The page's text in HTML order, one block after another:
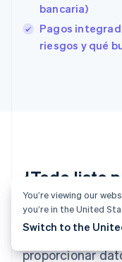
bancaria)
Pagos
riesgos y qué
¿Todo listo
Crea una cuenta
sin necesidad
proporcionar
Francia
Gibraltar
English
ItalianoEnglish
Japón
日本語English
English
You’re viewing our
you’re in the United
Switch to the